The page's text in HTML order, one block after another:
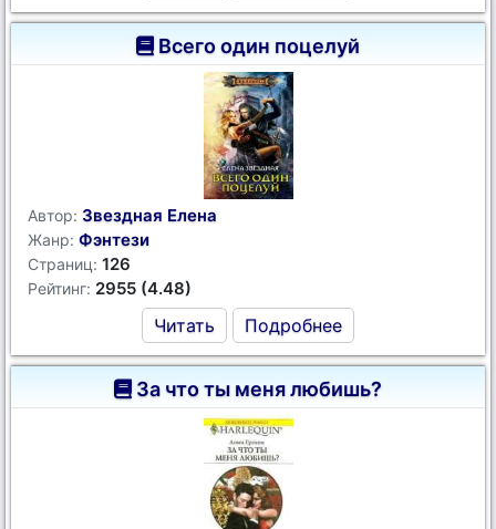
Всего один поцелуй
Автор: Звездная Елена
Жанр: Фэнтези
Страниц: 126
Рейтинг: 2955 (4.48)
Читать Подробнее
За что ты меня любишь?